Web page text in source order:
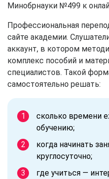
Минобрнауки №499 к
Профессиональная
сайте академии.
аккаунт, в котором
комплекс пособий и
специалистов. Такой
самостоятельно решать:
сколько времени
обучению;
когда начинать
круглосуточно;
где учиться —